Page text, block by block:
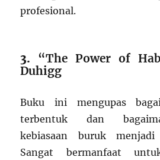
profesional.
3. “The Power of
Duhigg
Buku ini mengupas
terbentuk dan
kebiasaan buruk
Sangat bermanfaat